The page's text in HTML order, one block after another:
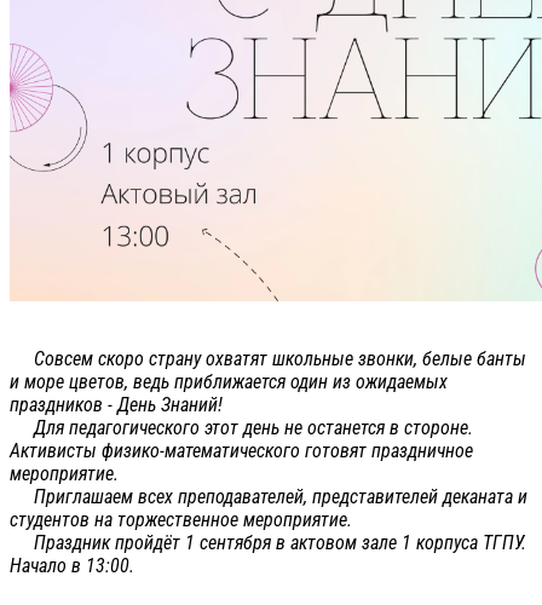
Совсем скоро страну охватят школьные звонки, белые банты
и море цветов, ведь приближается один из ожидаемых
праздников - День Знаний!
Для педагогического этот день не останется в стороне.
Активисты физико-математического готовят праздничное
мероприятие.
Приглашаем всех преподавателей, представителей деканата и
студентов на торжественное мероприятие.
Праздник пройдёт 1 сентября в актовом зале 1 корпуса ТГПУ.
Начало в 13:00.